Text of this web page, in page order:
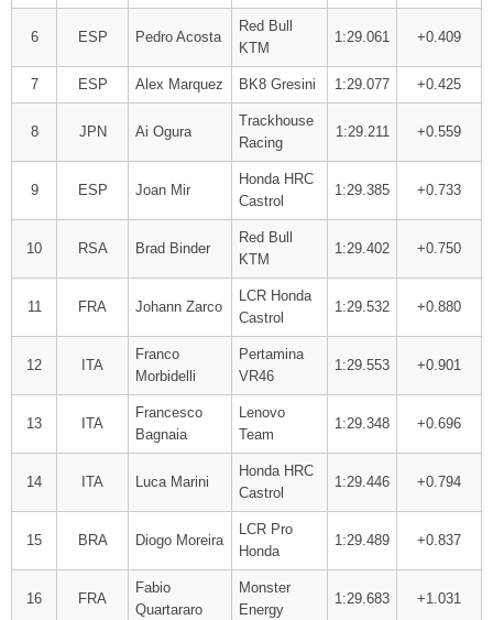
6 ESP Pedro Acosta
Red Bull
KTM
1:29.061 +0.409
7 ESP Alex Marquez BK8 Gresini 1:29.077 +0.425
8 JPN Ai Ogura
Trackhouse
Racing
1:29.211 +0.559
9 ESP Joan Mir
Honda HRC
Castrol
1:29.385 +0.733
10 RSA Brad Binder
Red Bull
KTM
1:29.402 +0.750
11 FRA Johann Zarco
LCR Honda
Castrol
1:29.532 +0.880
12 ITA
Franco
Morbidelli
Pertamina
VR46
1:29.553 +0.901
13 ITA
Francesco
Bagnaia
Lenovo
Team
1:29.348 +0.696
14 ITA Luca Marini
Honda HRC
Castrol
1:29.446 +0.794
15 BRA Diogo Moreira
LCR Pro
Honda
1:29.489 +0.837
16 FRA
Fabio
Quartararo
Monster
Energy
1:29.683 +1.031